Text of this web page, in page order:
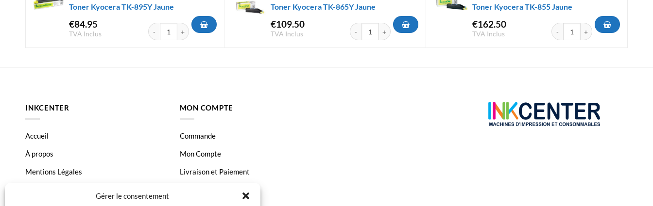
Gérer le consentement
Toner Kyocera TK-895Y Jaune
€84.95
TVA Inclus
quantité de Toner Kyocera TK-895Y Jaune
Toner Kyocera TK-865Y Jaune
€109.50
TVA Inclus
quantité de Toner Kyocera TK-865Y Jaune
Toner Kyocera TK-855 Jaune
€162.50
TVA Inclus
quantité de Toner Kyocera TK-855
INKCENTER
Accueil
À propos
Mentions Légales
MON COMPTE
Commande
Mon Compte
Livraison et Paiement